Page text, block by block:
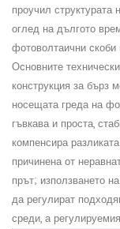
проучил структурата
оглед на дългото
фотоволтаични скоби
Основните
конструкция за бърз
носещата греда на
гъвкава и проста,
компенсира
причинена от
прът; използването
да регулират
среди, а